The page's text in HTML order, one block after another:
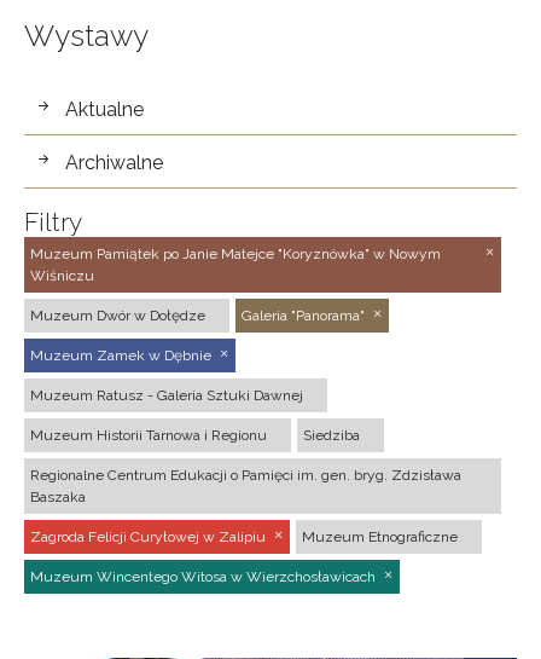
Wystawy
wystawy
Aktualne
Archiwalne
Filtry
Muzeum Pamiątek po Janie Matejce "Koryznówka" w Nowym
Wiśniczu
Muzeum Dwór w Dołędze Galeria "Panorama"
Muzeum Zamek w Dębnie
Muzeum Ratusz - Galeria Sztuki Dawnej
Muzeum Historii Tarnowa i Regionu Siedziba
Regionalne Centrum Edukacji o Pamięci im. gen. bryg. Zdzisława
Baszaka
Zagroda Felicji Curyłowej w Zalipiu Muzeum Etnograficzne
Muzeum Wincentego Witosa w Wierzchosławicach